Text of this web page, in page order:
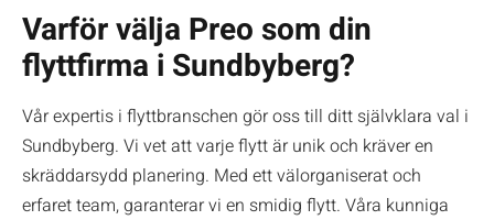
Varför välja Preo som din
flyttfirma i Sundbyberg?
Vår expertis i flyttbranschen gör oss till ditt självklara val i
Sundbyberg. Vi vet att varje flytt är unik och kräver en
skräddarsydd planering. Med ett välorganiserat och
erfaret team, garanterar vi en smidig flytt. Våra kunniga